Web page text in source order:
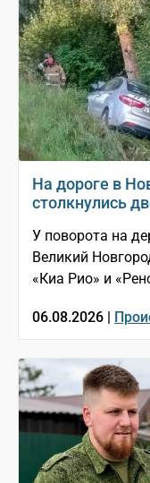
На дороге в
столкнулись
У поворота на
Великий
«Киа Рио» и
06.08.2026 |